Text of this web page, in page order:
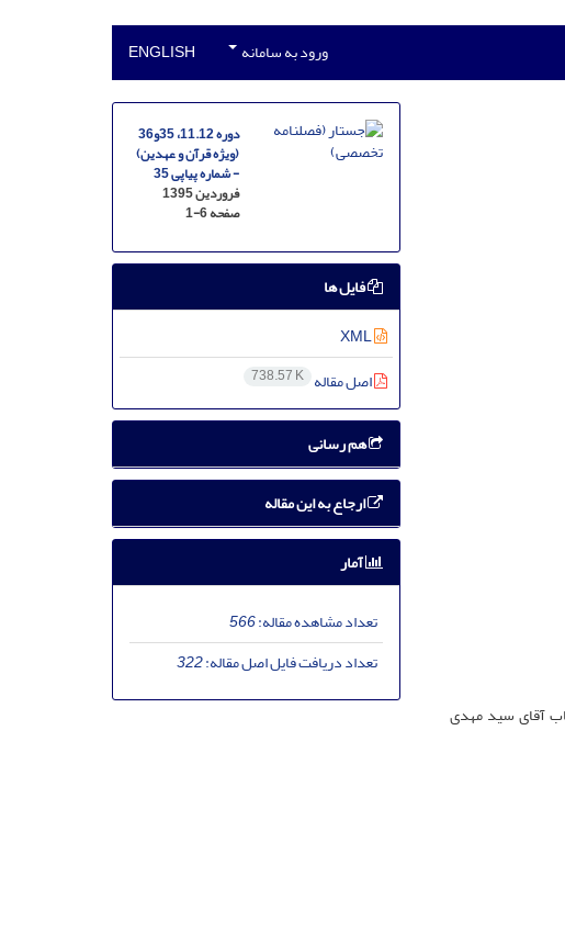
ورود به سامانه ENGLISH
آقای سید مهدی
دوره 11.12، 35و36
(ویژه قرآن و عهدین)
- شماره پیاپی 35
فروردین 1395
صفحه1-6
فایل ها
XML
اصل مقاله 738.57 K
هم رسانی
ارجاع به این مقاله
آمار
تعداد مشاهده مقاله:566
تعداد دریافت فایل اصل مقاله:322